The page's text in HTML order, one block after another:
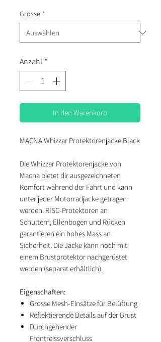
Grösse *
Anzahl *
In den Warenkorb
MACNA Whizzar Protektorenjacke Black
Die Whizzar Protektorenjacke von
Macna bietet dir ausgezeichneten
Komfort während der Fahrt und kann
unter jeder Motorradjacke getragen
werden. RISC-Protektoren an
Schultern, Ellenbogen und Rücken
garantieren ein hohes Mass an
Sicherheit. Die Jacke kann noch mit
einem Brustprotektor nachgerüstet
werden (separat erhältlich).
Eigenschaften:
Grosse Mesh-Einsätze für Belüftung
Reflektierende Details auf der Brust
Durchgehender
Frontreissverschluss